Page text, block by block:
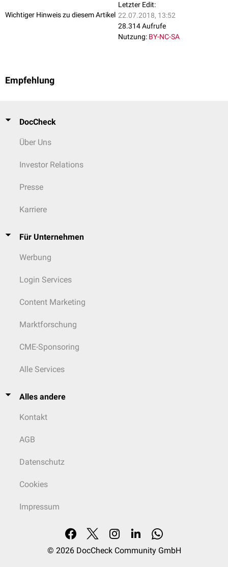
Wichtiger Hinweis zu diesem Artikel
Letzter Edit:
22.07.2018, 13:52
28.314 Aufrufe
Nutzung: BY-NC-SA
Empfehlung
DocCheck
Über Uns
Investor Relations
Presse
Karriere
Für Unternehmen
Werbung
Login Services
Content Marketing
Marktforschung
CME-Sponsoring
Alle Services
Alles andere
Kontakt
AGB
Datenschutz
Cookies
Impressum
© 2026 DocCheck Community GmbH